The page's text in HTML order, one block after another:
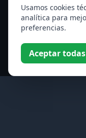
Usamos cookies
analítica para
preferencias.
Aceptar todas
Santa Edith
Ver todos los